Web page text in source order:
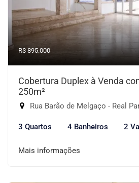
R$ 895.000
Cobertura Duplex à Venda
250m²
Rua Barão de Melgaço - Real
3 Quartos 4 Banheiros 2
Mais informações